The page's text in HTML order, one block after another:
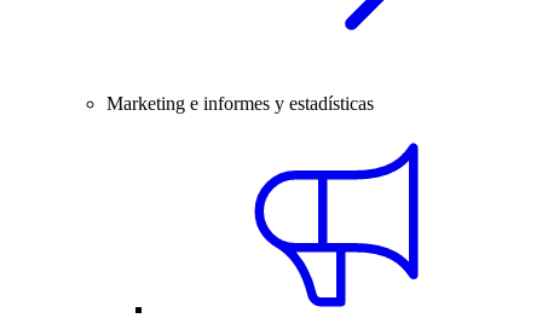
Marketing e informes y estadísticas